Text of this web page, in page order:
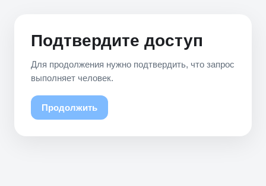
Подтвердите доступ
Для продолжения нужно подтвердить, что запрос
выполняет человек.
Продолжить